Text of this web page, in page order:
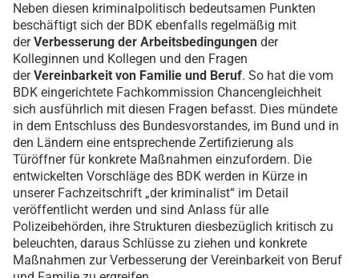
Neben diesen kriminalpolitisch bedeutsamen Punkten
beschäftigt sich der BDK ebenfalls regelmäßig mit
derVerbesserung der Arbeitsbedingungen der
Kolleginnen und Kollegen und den Fragen
derVereinbarkeit von Familie und Beruf. So hat die vom
BDK eingerichtete Fachkommission Chancengleichheit
sich ausführlich mit diesen Fragen befasst. Dies mündete
in dem Entschluss des Bundesvorstandes, im Bund und in
den Ländern eine entsprechende Zertifizierung als
Türöffner für konkrete Maßnahmen einzufordern. Die
entwickelten Vorschläge des BDK werden in Kürze in
unserer Fachzeitschrift „der kriminalist“ im Detail
veröffentlicht werden und sind Anlass für alle
Polizeibehörden, ihre Strukturen diesbezüglich kritisch zu
beleuchten, daraus Schlüsse zu ziehen und konkrete
Maßnahmen zur Verbesserung der Vereinbarkeit von Beruf